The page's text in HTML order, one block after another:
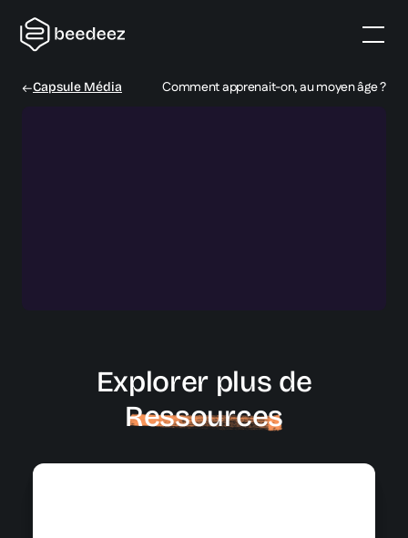
Capsule Média Comment apprenait-on, au moyen âge ?
Explorer plus de
Ressources